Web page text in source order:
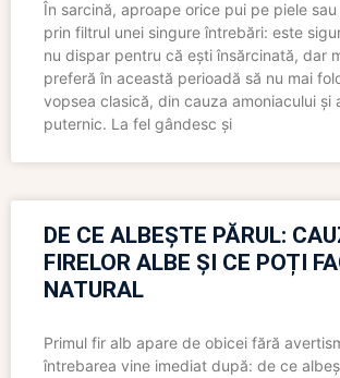
În sarcină, aproape orice pui pe piele
prin filtrul unei singure întrebări: este
nu dispar pentru că ești însărcinată, dar
preferă în această perioadă să nu mai
vopsea clasică, din cauza amoniacului și
puternic. La fel gândesc și
DE CE ALBEȘTE PĂRUL:
FIRELOR ALBE ȘI CE POȚI
NATURAL
Primul fir alb apare de obicei fără
întrebarea vine imediat după: de ce